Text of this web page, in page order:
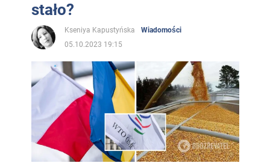
stało?
Kseniya Kapustyńska
Wiadomości
05.10.2023 19:15